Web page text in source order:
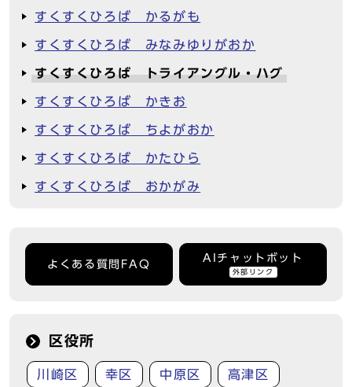
すくすくひろば かるがも
すくすくひろば みなみゆりがおか
すくすくひろば トライアングル・ハグ
すくすくひろば かきお
すくすくひろば ちよがおか
すくすくひろば かたひら
すくすくひろば おかがみ
よくある質問FAQ
AIチャットボット
外部リンク
区役所
川崎区 幸区 中原区 高津区